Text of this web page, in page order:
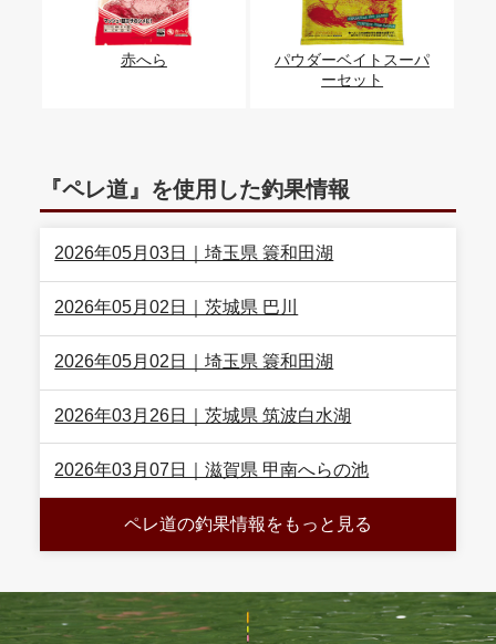
赤へら
パウダーベイトスーパ
ーセット
『ペレ道』を使用した釣果情報
2026年05月03日｜埼玉県 簑和田湖
2026年05月02日｜茨城県 巴川
2026年05月02日｜埼玉県 簑和田湖
2026年03月26日｜茨城県 筑波白水湖
2026年03月07日｜滋賀県 甲南へらの池
ペレ道の釣果情報をもっと見る